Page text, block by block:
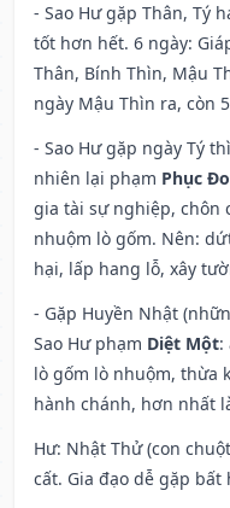
- Sao Hư gặp Thân, Tý
tốt hơn hết. 6 ngày:
Thân, Bính Thìn, Mậu
ngày Mậu Thìn ra, còn
- Sao Hư gặp ngày Tý
nhiên lại phạm Phục
gia tài sự nghiệp, chôn
nhuộm lò gốm. Nên:
hại, lấp hang lỗ, xây
- Gặp Huyền Nhật
Sao Hư phạm Diệt Một:
lò gốm lò nhuộm, thừa
hành chánh, hơn nhất
Hư: Nhật Thử (con
cất. Gia đạo dễ gặp bất